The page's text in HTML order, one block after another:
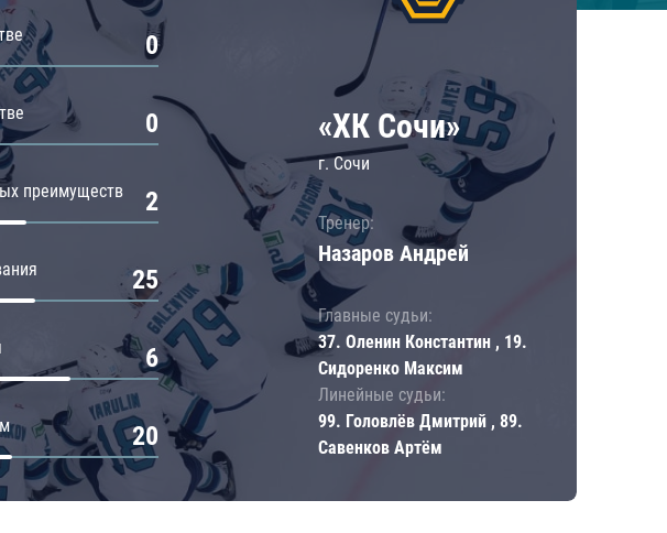
0
0
преимуществ 2
25
6
20
«ХК Сочи»
г. Сочи
Тренер:
Назаров Андрей
Главные судьи:
37. Оленин Константин , 19.
Сидоренко Максим
Линейные судьи:
99. Головлёв Дмитрий , 89.
Савенков Артём